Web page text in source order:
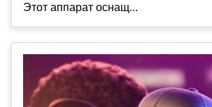
Этот аппарат оснащ...